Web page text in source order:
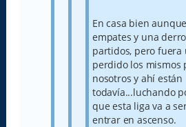
En casa bien
empates y una
partidos, pero fuera
perdido los mismos
nosotros y ahí están
todavía...luchando
que esta liga va a
entrar en ascenso.